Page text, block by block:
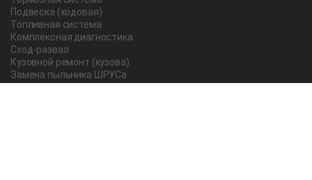
Подвеска (ходовая)
Топливная система
Комплексная диагностика
Сход-развал
Кузовной ремонт (кузова)
Замена пыльника ШРУСа